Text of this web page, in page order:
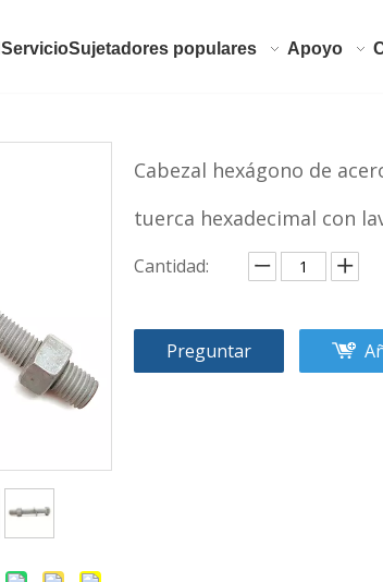
ServicioSujetadores populares Apoyo
Cabezal hexágono de
tuerca hexadecimal con
Cantidad:
Preguntar